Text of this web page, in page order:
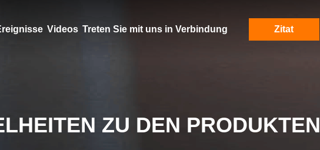
Videos Treten Sie mit uns in Verbindung Zitat
ZU DEN PRODUKTEN